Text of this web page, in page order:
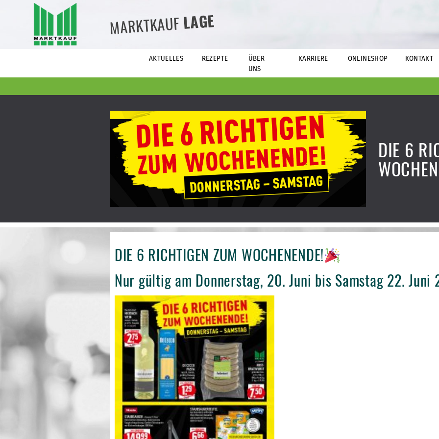
MARKTKAUFLAGE
AKTUELLES REZEPTE
ÜBER
UNS
KARRIERE ONLINESHOP KONTAKT
DIE 6
DIE 6 RICHTIGEN ZUM WOCHENENDE!
Nur gültig am Donnerstag, 20. Juni bis Samstag 22. Juni